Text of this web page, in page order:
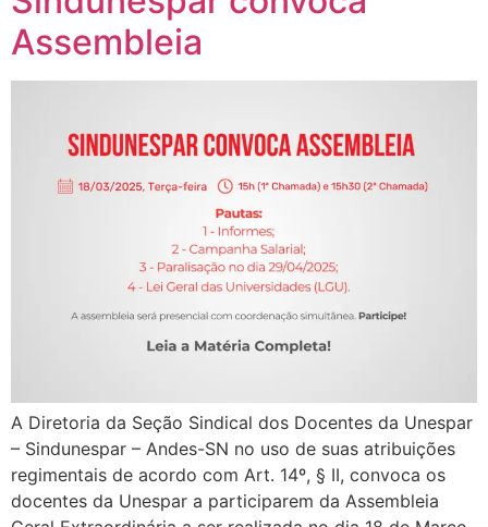
Assembleia
A Diretoria da Seção Sindical dos Docentes da Unespar
– Sindunespar – Andes-SN no uso de suas atribuições
regimentais de acordo com Art. 14º, § II, convoca os
docentes da Unespar a participarem da Assembleia